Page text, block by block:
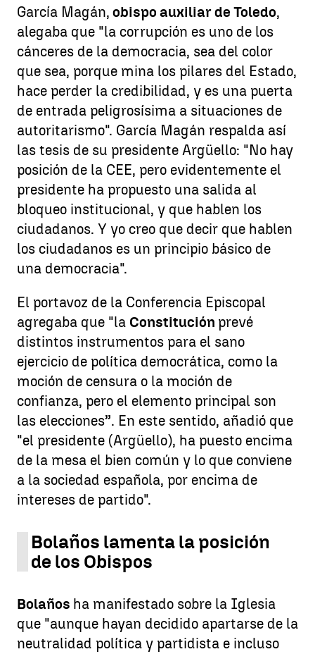
García Magán, obispo auxiliar de Toledo,
alegaba que "la corrupción es uno de los
cánceres de la democracia, sea del color
que sea, porque mina los pilares del Estado,
hace perder la credibilidad, y es una puerta
de entrada peligrosísima a situaciones de
autoritarismo". García Magán respalda así
las tesis de su presidente Argüello: "No hay
posición de la CEE, pero evidentemente el
presidente ha propuesto una salida al
bloqueo institucional, y que hablen los
ciudadanos. Y yo creo que decir que hablen
los ciudadanos es un principio básico de
una democracia".
El portavoz de la Conferencia Episcopal
agregaba que "la Constitución prevé
distintos instrumentos para el sano
ejercicio de política democrática, como la
moción de censura o la moción de
confianza, pero el elemento principal son
las elecciones”. En este sentido, añadió que
"el presidente (Argüello), ha puesto encima
de la mesa el bien común y lo que conviene
a la sociedad española, por encima de
intereses de partido".
Bolaños lamenta la posición
de los Obispos
Bolaños ha manifestado sobre la Iglesia
que "aunque hayan decidido apartarse de la
neutralidad política y partidista e incluso